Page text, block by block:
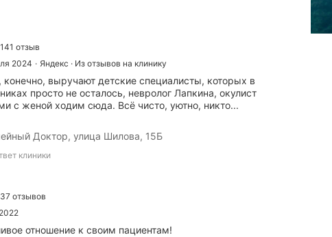
141 отзыв
2024
Яндекс · Из отзывов на клинику
конечно, выручают детские специалисты, которых в
просто не осталось, невролог Лапкина, окулист
с женой ходим сюда. Всё чисто, уютно, никто...
Доктор, улица Шилова, 15Б
клиники
37 отзывов
отношение к своим пациентам!